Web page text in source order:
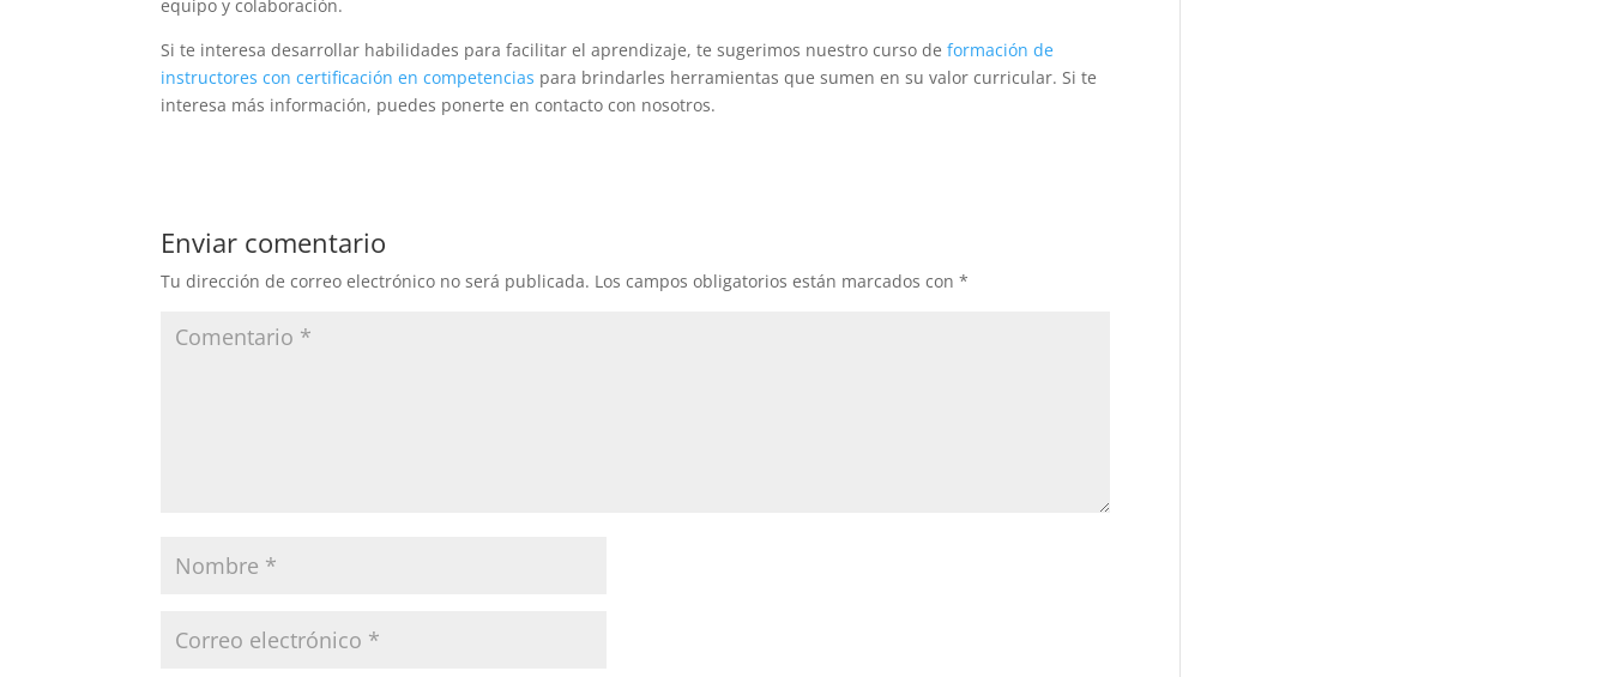
equipo y colaboración.
Si te interesa desarrollar habilidades para facilitar el aprendizaje, te sugerimos nuestro curso deformación de
instructores con certificación en competencias para brindarles herramientas que sumen en su valor curricular.Si te
interesa más información, puedes ponerte en contacto con nosotros.
Enviar comentario
Tu dirección de correo electrónico no será publicada. Los campos obligatorios están marcados con*